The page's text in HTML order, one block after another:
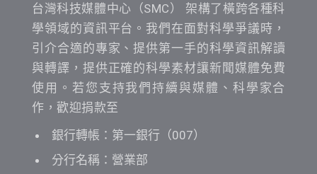
台灣科技媒體中心（SMC） 架構了橫跨各種科
學領域的資訊平台。我們在面對科學爭議時，
引介合適的專家、提供第一手的科學資訊解讀
與轉譯，提供正確的科學素材讓新聞媒體免費
使用。若您支持我們持續與媒體、科學家合
作，歡迎捐款至
銀行轉帳：第一銀行（007）
分行名稱：營業部